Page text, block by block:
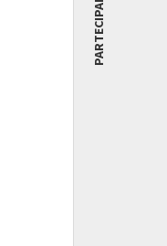
PARTECIPANTE